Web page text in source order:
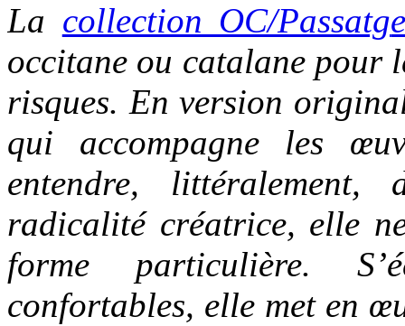
La collection OC/Passatg
occitane ou catalane pour
risques. En version
qui accompagne les
entendre,
radicalité créatrice, elle
forme particulière.
confortables, elle met en